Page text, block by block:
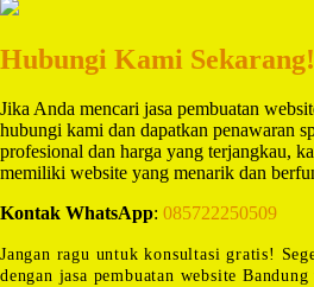
Hubungi Kami Sekarang!
Jika Anda mencari jasa pembuatan
hubungi kami dan dapatkan penawaran
profesional dan harga yang terjangkau,
memiliki website yang menarik dan
Kontak WhatsApp: 085722250509
Jangan ragu untuk konsultasi gratis!
dengan jasa pembuatan website